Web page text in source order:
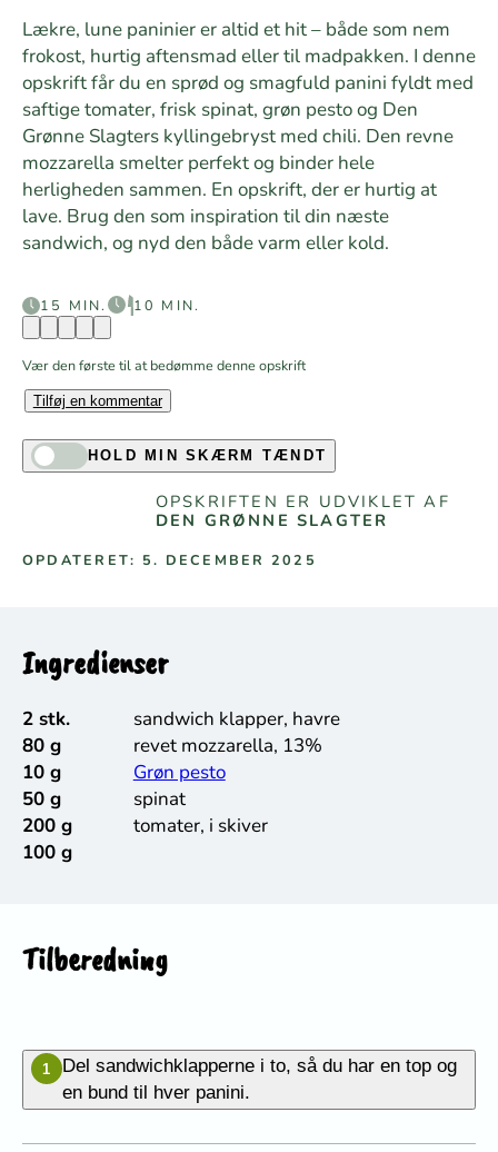
Lækre, lune paninier er altid et hit – både som nem
frokost, hurtig aftensmad eller til madpakken. I denne
opskrift får du en sprød og smagfuld panini fyldt med
saftige tomater, frisk spinat, grøn pesto og Den
Grønne Slagters kyllingebryst med chili. Den revne
mozzarella smelter perfekt og binder hele
herligheden sammen. En opskrift, der er hurtig at
lave. Brug den som inspiration til din næste
sandwich, og nyd den både varm eller kold.
15 MIN. 10 MIN.
Vær den første til at bedømme denne opskrift
Tilføj en kommentar
HOLD MIN SKÆRM TÆNDT
OPSKRIFTEN ER UDVIKLET AF
DEN GRØNNE SLAGTER
OPDATERET: 5. DECEMBER 2025
Ingredienser
2 stk.
sandwich klapper, havre
80 g
revet mozzarella, 13%
10 g
Grøn pesto
50 g
spinat
200 g
tomater, i skiver
100 g
Tilberedning
1
Del sandwichklapperne i to, så du har en top og
en bund til hver panini.